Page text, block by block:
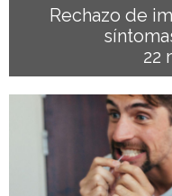
Rechazo de
22